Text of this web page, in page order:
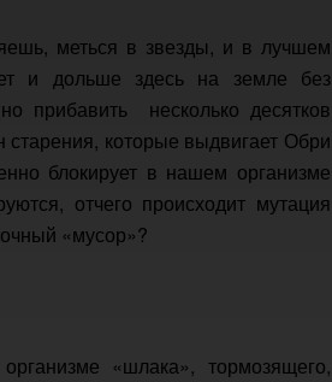
меться в звезды, и в лучшем
и дольше здесь на земле без
прибавить несколько десятков
которые выдвигает Обри
блокирует в нашем организме
отчего происходит мутация
«мусор»?
«шлака», тормозящего,